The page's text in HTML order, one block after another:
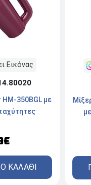
Εικόνας
HM-350BGL με
ΚΑΛΑΘΙ